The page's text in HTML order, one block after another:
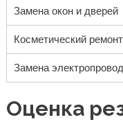
Замена окон и дверей
Косметический ремонт
Замена
Оценка